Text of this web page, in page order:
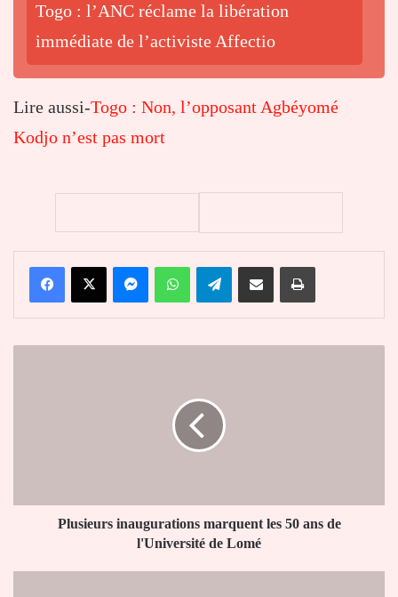
Togo : l’ANC réclame la libération
immédiate de l’activiste Affectio
Lire aussi-Togo : Non, l’opposant Agbéyomé
Kodjo n’est pas mort
FacebookX MessengerWhatsAppTelegramPartager par email Imprimer
de
Plusieurs inaugurations marquent les 50 ans de
l'Université de Lomé